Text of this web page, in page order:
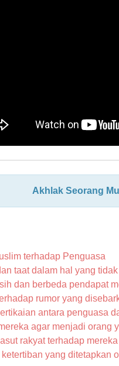
Akhlak Seorang
terhadap Penguasa
taat dalam hal yang
dan berbeda pendapat
rumor yang
antara penguasa
agar menjadi orang
rakyat terhadap
yang ditetapkan